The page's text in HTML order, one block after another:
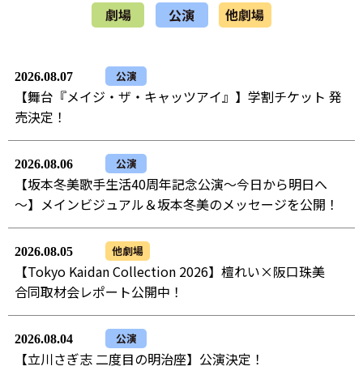
劇場 公演 他劇場
2026.08.07 公演
【舞台『メイジ・ザ・キャッツアイ』】学割チケット 発
売決定！
2026.08.06 公演
【坂本冬美歌手生活40周年記念公演～今日から明日へ
～】メインビジュアル＆坂本冬美のメッセージを公開！
2026.08.05 他劇場
【Tokyo Kaidan Collection 2026】檀れい×阪口珠美
合同取材会レポート公開中！
2026.08.04 公演
【立川さぎ志 二度目の明治座】公演決定！